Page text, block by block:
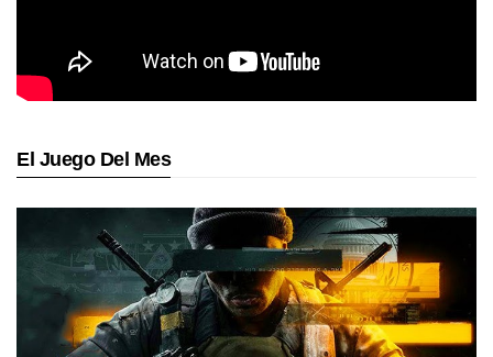
El Juego Del Mes